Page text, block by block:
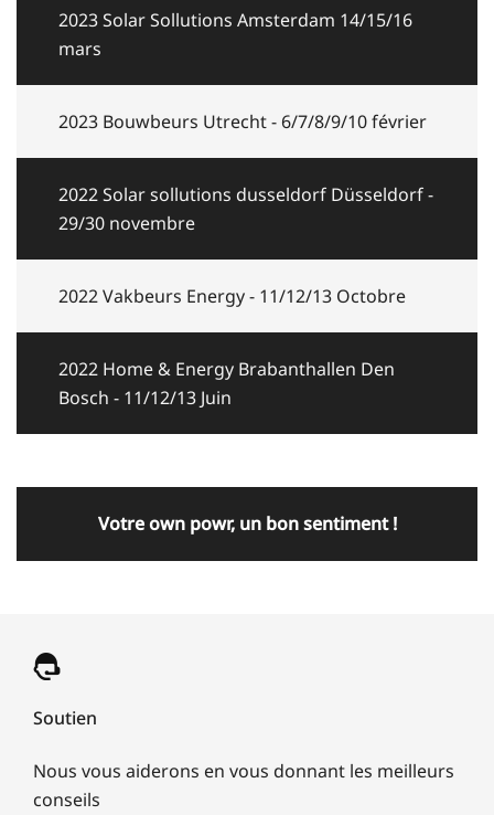
2023 Solar Sollutions Amsterdam 14/15/16
mars
2023 Bouwbeurs Utrecht - 6/7/8/9/10 février
2022 Solar sollutions dusseldorf Düsseldorf -
29/30 novembre
2022 Vakbeurs Energy - 11/12/13 Octobre
2022 Home & Energy Brabanthallen Den
Bosch - 11/12/13 Juin
Votre own powr, un bon sentiment !
Soutien
Nous vous aiderons en vous donnant les meilleurs
conseils